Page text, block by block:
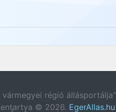
vármegyei régió állásportálja"
© 2026. EgerAllas.hu